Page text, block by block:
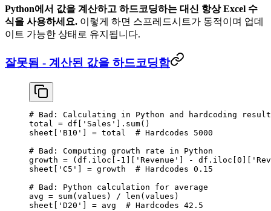
Python에서 값을 계산하고 하드코딩하는 대신 항상 Excel 수
식을 사용하세요. 이렇게 하면 스프레드시트가 동적이며 업데
이트 가능한 상태로 유지됩니다.
잘못됨 - 계산된 값을 하드코딩함
# Bad: Calculating in Python and hardcoding result
total = df[ 'Sales'
].sum()
sheet[
'B10' = total # Hardcodes 5000
# Bad: Computing growth rate in Python
growth = (df.iloc[ - 1 'Revenue' - df.iloc[ 0
sheet[
'C5' = growth # Hardcodes 0.15
# Bad: Python calculation for average
avg = sum(values) / len (values)
sheet[
'D20' = avg # Hardcodes 42.5